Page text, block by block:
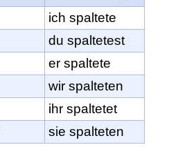
ich spaltete
du spaltetest
er spaltete
wir spalteten
ihr spaltetet
sie spalteten